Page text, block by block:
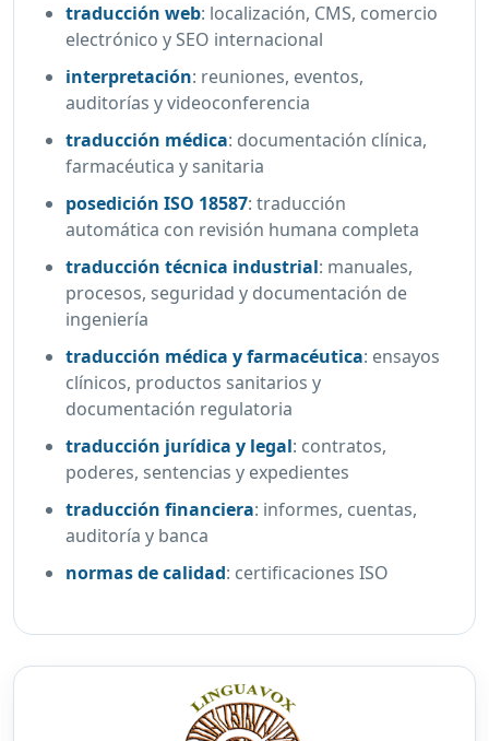
traducción web: localización, CMS, comercio
electrónico y SEO internacional
interpretación: reuniones, eventos,
auditorías y videoconferencia
traducción médica: documentación clínica,
farmacéutica y sanitaria
posedición ISO 18587:traducción
automática con revisión humana completa
traducción técnica industrial: manuales,
procesos, seguridad y documentación de
ingeniería
traducción médica y farmacéutica: ensayos
clínicos, productos sanitarios y
documentación regulatoria
traducción jurídica y legal: contratos,
poderes, sentencias y expedientes
traducción financiera: informes, cuentas,
auditoría y banca
normas de calidad: certificaciones ISO